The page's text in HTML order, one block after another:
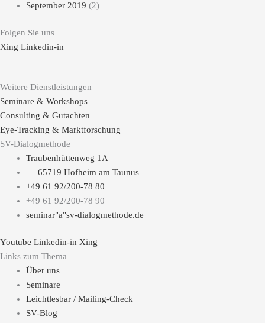
September 2019 (2)
Folgen Sie uns
Xing Linkedin-in
Weitere Dienstleistungen
Seminare & Workshops
Consulting & Gutachten
Eye-Tracking & Marktforschung
SV-Dialogmethode
Traubenhüttenweg 1A
65719 Hofheim am Taunus
+49 61 92/200-78 80
+49 61 92/200-78 90
seminar"a"sv-dialogmethode.de
Youtube Linkedin-in Xing
Links zum Thema
Über uns
Seminare
Leichtlesbar / Mailing-Check
SV-Blog